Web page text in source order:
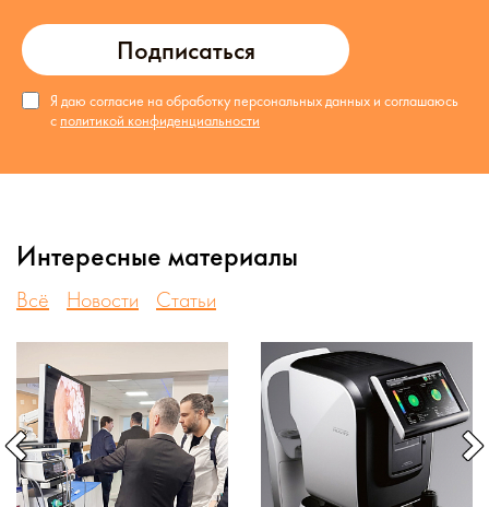
Подписаться
Я даю согласие на обработку персональных данных и соглашаюсь
с политикой конфиденциальности
Интересные материалы
Всё Новости Статьи